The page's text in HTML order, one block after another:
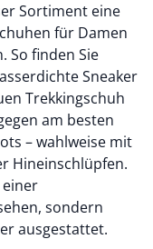
Sortiment eine
für Damen
So finden Sie
Sneaker
Trekkingschuh
am besten
– wahlweise mit
Hineinschlüpfen.
sondern
ausgestattet.